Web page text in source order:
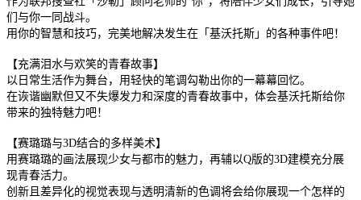
们与你一同战斗。
用你的智慧和技巧，完美地解决发生在「基沃托斯」的各种事件吧！
【充满泪水与欢笑的青春故事】
以日常生活作为舞台，用轻快的笔调勾勒出你的一幕幕回忆。
在诙谐幽默但又不失爆发力和深度的青春故事中，体会基沃托斯给你
带来的独特魅力吧！
【赛璐璐与3D结合的多样美术】
用赛璐璐的画法展现少女与都市的魅力，再辅以Q版的3D建模充分展
现青春活力。
创新且差异化的视觉表现与透明清新的色调将会给你展现一个怎样的